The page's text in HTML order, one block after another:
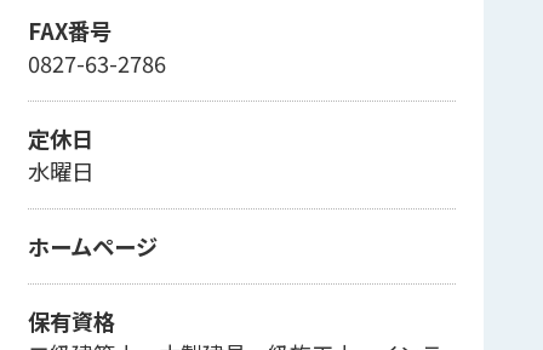
FAX番号
0827-63-2786
定休日
水曜日
ホームページ
保有資格